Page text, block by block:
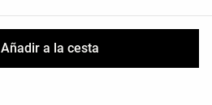
Añadir a la cesta